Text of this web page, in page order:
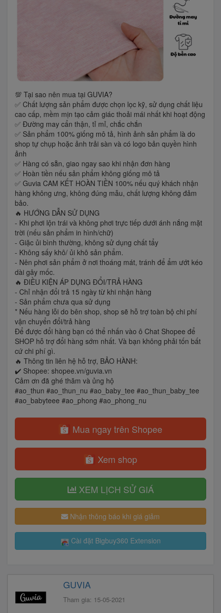
💯 Tại sao nên mua tại GUVIA?
✅ Chất lượng sản phẩm được chọn lọc kỹ, sử dụng chất liệu
cao cấp, mềm mịn tạo cảm giác thoải mái nhất khi hoạt động
✅ Đường may cẩn thận, tỉ mỉ, chắc chắn
✅ Sản phẩm 100% giống mô tả, hình ảnh sản phẩm là do
shop tự chụp hoặc ảnh trải sàn và có logo bản quyền hình
ảnh
✅ Hàng có sẵn, giao ngay sao khi nhận đơn hàng
✅ Hoàn tiền nếu sản phẩm không giống mô tả
✅ Guvia CAM KẾT HOÀN TIỀN 100% nếu quý khách nhận
hàng không ưng, không đúng mẫu, chất lượng không đảm
bảo.
🔥 HƯỚNG DẪN SỬ DỤNG
- Khi phơi lộn trái và không phơi trực tiếp dưới ánh nắng mặt
trời (nếu sản phẩm in hình/chữ)
- Giặc ủi bình thường, không sử dụng chất tẩy
- Không sấy khô/ ủi khô sản phẩm.
- Nên phơi sản phẩm ở nơi thoáng mát, tránh để ẩm ướt kéo
dài gây mốc.
🔥 ĐIỀU KIỆN ÁP DỤNG ĐỔI/TRẢ HÀNG
- Chỉ nhận đổi trả 15 ngày từ khi nhận hàng
- Sản phẩm chưa qua sử dụng
* Nếu hàng lỗi do bên shop, shop sẽ hỗ trợ toàn bộ chi phí
vận chuyển đổi/trả hàng
Để được đổi hàng bạn có thể nhấn vào ô Chat Shopee để
SHOP hỗ trợ đổi hàng sớm nhất. Và bạn không phải tốn bất
cứ chi phí gì.
🔥 Thông tin liên hệ hỗ trợ, BẢO HÀNH:
✔️ Shopee: shopee.vn/guvia.vn
Cảm ơn đã ghé thăm và ủng hộ
#ao_thun #ao_thun_nu #ao_baby_tee #ao_thun_baby_tee
#ao_babyteee #ao_phong #ao_phong_nu
Mua ngay trên Shopee
Xem shop
XEM LỊCH SỬ GIÁ
Nhận thông báo khi giá giảm
Cài đặt Bigbuy360 Extension
GUVIA
Tham gia: 15-05-2021